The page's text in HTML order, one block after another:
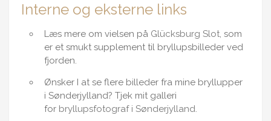
Interne og eksterne links
Læs mere om vielsen på Glücksburg Slot, som
er et smukt supplement til bryllupsbilleder ved
fjorden.
Ønsker I at se flere billeder fra mine bryllupper
i Sønderjylland? Tjek mit galleri
for bryllupsfotograf i Sønderjylland.